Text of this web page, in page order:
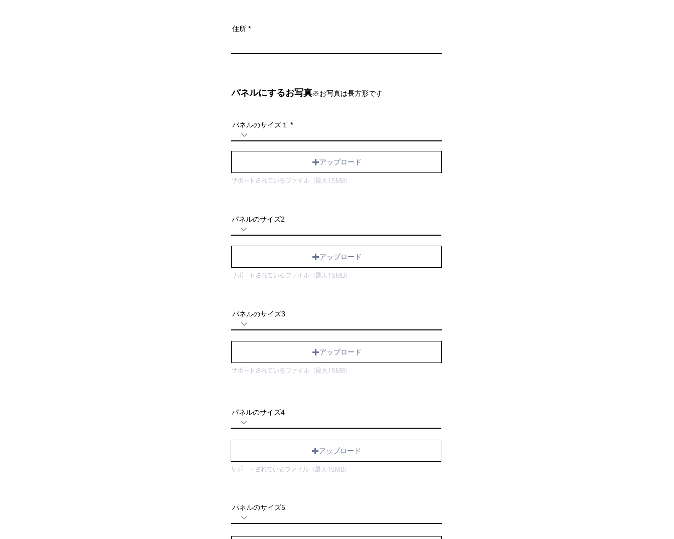
住所
​パネルにするお写真※お写真は長方形です
パネルのサイズ１
アップロード
サポートされているファイル（最大15MB）
パネルのサイズ2
アップロード
サポートされているファイル（最大15MB）
パネルのサイズ3
アップロード
サポートされているファイル（最大15MB）
パネルのサイズ4
アップロード
サポートされているファイル（最大15MB）
パネルのサイズ5